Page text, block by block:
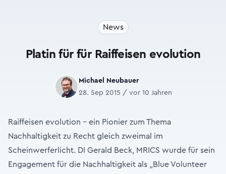
News
Platin für für Raiffeisen evolution
Michael Neubauer
28. Sep 2015 / vor 10 Jahren
Raiffeisen evolution - ein Pionier zum Thema
Nachhaltigkeit zu Recht gleich zweimal im
Scheinwerferlicht. DI Gerald Beck, MRICS wurde für sein
Engagement für die Nachhaltigkeit als „Blue Volunteer